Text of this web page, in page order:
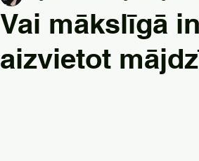
Vai mākslīgā
aizvietot